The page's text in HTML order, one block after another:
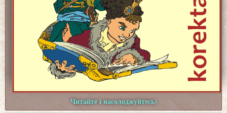
Читайте і насолоджуйтесь)